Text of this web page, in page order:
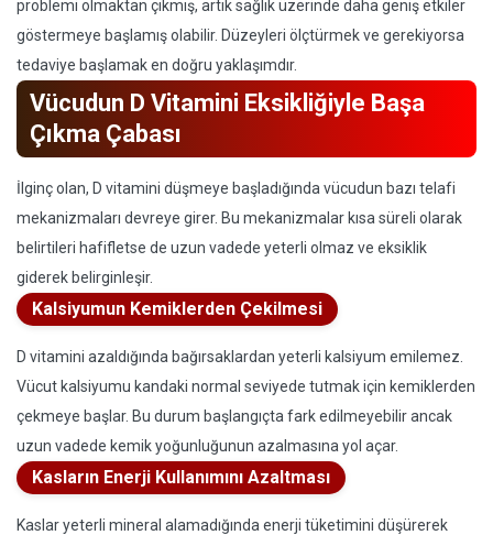
problemi olmaktan çıkmış, artık sağlık üzerinde daha geniş etkiler
göstermeye başlamış olabilir. Düzeyleri ölçtürmek ve gerekiyorsa
tedaviye başlamak en doğru yaklaşımdır.
Vücudun D Vitamini Eksikliğiyle Başa
Çıkma Çabası
İlginç olan, D vitamini düşmeye başladığında vücudun bazı telafi
mekanizmaları devreye girer. Bu mekanizmalar kısa süreli olarak
belirtileri hafifletse de uzun vadede yeterli olmaz ve eksiklik
giderek belirginleşir.
Kalsiyumun Kemiklerden Çekilmesi
D vitamini azaldığında bağırsaklardan yeterli kalsiyum emilemez.
Vücut kalsiyumu kandaki normal seviyede tutmak için kemiklerden
çekmeye başlar. Bu durum başlangıçta fark edilmeyebilir ancak
uzun vadede kemik yoğunluğunun azalmasına yol açar.
Kasların Enerji Kullanımını Azaltması
Kaslar yeterli mineral alamadığında enerji tüketimini düşürerek